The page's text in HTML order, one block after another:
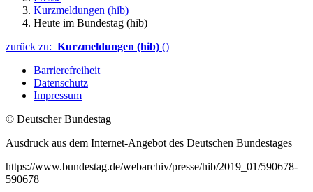
Kurzmeldungen (hib)
Heute im Bundestag (hib)
zurück zu: Kurzmeldungen (hib) ()
Barrierefreiheit
Datenschutz
Impressum
© Deutscher Bundestag
Ausdruck aus dem Internet-Angebot des Deutschen Bundestages
https://www.bundestag.de/webarchiv/presse/hib/2019_01/590678-
590678